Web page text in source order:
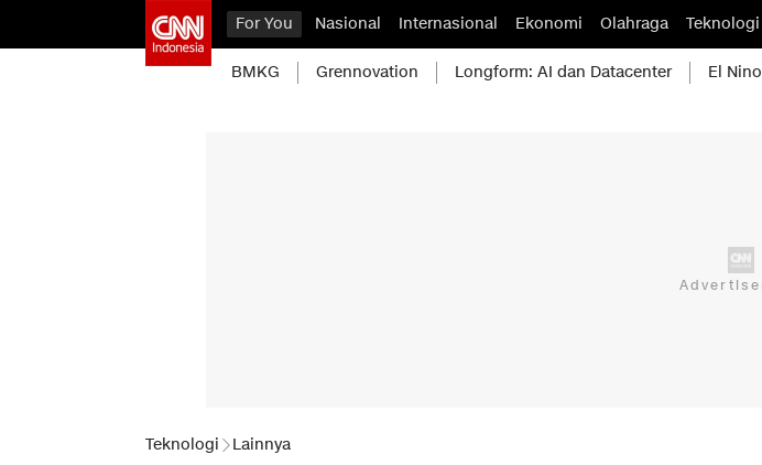
For You Nasional Internasional Ekonomi Olahraga Teknologi
BMKG Grennovation Longform: AI dan Datacenter El Nino
Teknologi Lainnya